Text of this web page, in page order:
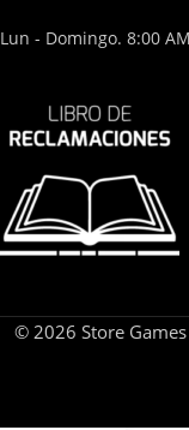
Lun - Domingo. 8:00
© 2026 Store